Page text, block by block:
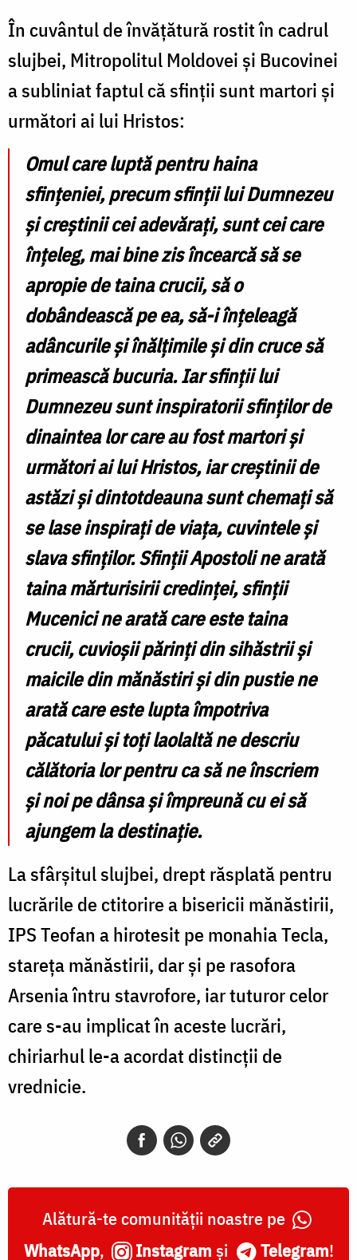
În cuvântul de învățătură rostit în cadrul
slujbei, Mitropolitul Moldovei și Bucovinei
a subliniat faptul că sfinții sunt martori și
următori ai lui Hristos:
Omul care luptă pentru haina
sfințeniei, precum sfinții lui Dumnezeu
și creștinii cei adevărați, sunt cei care
înțeleg, mai bine zis încearcă să se
apropie de taina crucii, să o
dobândească pe ea, să-i înțeleagă
adâncurile și înălțimile și din cruce să
primească bucuria. Iar sfinții lui
Dumnezeu sunt inspiratorii sfinților de
dinaintea lor care au fost martori și
următori ai lui Hristos, iar creștinii de
astăzi și dintotdeauna sunt chemați să
se lase inspirați de viața, cuvintele și
slava sfinților. Sfinții Apostoli ne arată
taina mărturisirii credinței, sfinții
Mucenici ne arată care este taina
crucii, cuvioșii părinți din sihăstrii și
maicile din mănăstiri și din pustie ne
arată care este lupta împotriva
păcatului și toți laolaltă ne descriu
călătoria lor pentru ca să ne înscriem
și noi pe dânsa și împreună cu ei să
ajungem la destinație.
La sfârșitul slujbei, drept răsplată pentru
lucrările de ctitorire a bisericii mănăstirii,
IPS Teofan a hirotesit pe monahia Tecla,
stareța mănăstirii, dar și pe rasofora
Arsenia întru stavrofore, iar tuturor celor
care s-au implicat în aceste lucrări,
chiriarhul le-a acordat distincții de
vrednicie.
Alătură-te comunității noastre pe
WhatsApp, Instagram și Telegram!